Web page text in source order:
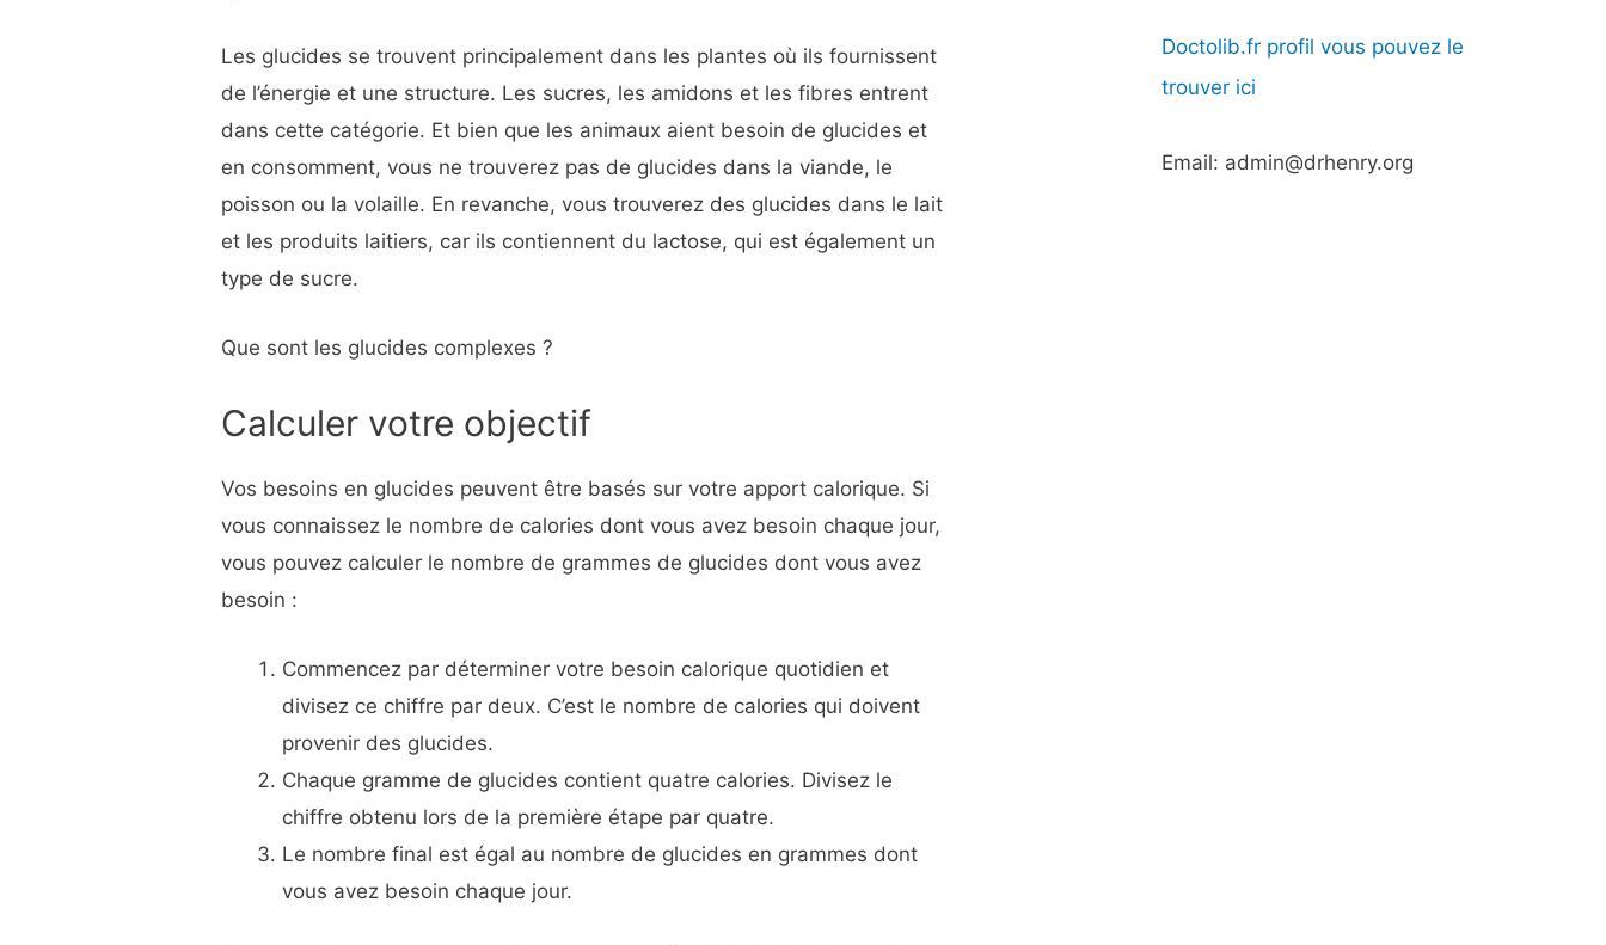
Les glucides se trouvent principalement dans les plantes où ils fournissent
de l’énergie et une structure. Les sucres, les amidons et les fibres entrent
dans cette catégorie. Et bien que les animaux aient besoin de glucides et
en consomment, vous ne trouverez pas de glucides dans la viande, le
poisson ou la volaille. En revanche, vous trouverez des glucides dans le lait
et les produits laitiers, car ils contiennent du lactose, qui est également un
type de sucre.
Que sont les glucides complexes ?
Calculer votre objectif
Vos besoins en glucides peuvent être basés sur votre apport calorique. Si
vous connaissez le nombre de calories dont vous avez besoin chaque jour,
vous pouvez calculer le nombre de grammes de glucides dont vous avez
besoin :
Commencez par déterminer votre besoin calorique quotidien et
divisez ce chiffre par deux. C’est le nombre de calories qui doivent
provenir des glucides.
Chaque gramme de glucides contient quatre calories. Divisez le
chiffre obtenu lors de la première étape par quatre.
Le nombre final est égal au nombre de glucides en grammes dont
vous avez besoin chaque jour.
Doctolib.fr profil vous pouvez le
trouver ici
Email: admin@drhenry.org